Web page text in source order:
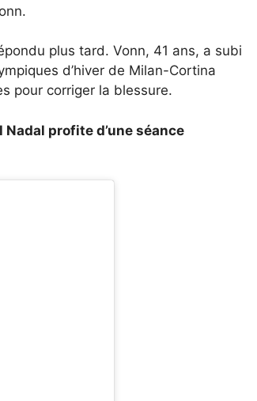
plus tard. Vonn, 41 ans, a subi
d’hiver de Milan-Cortina
pour corriger la blessure.
profite d’une séance